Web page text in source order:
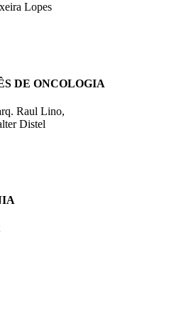
Lopes
DE ONCOLOGIA
Raul Lino,
Distel